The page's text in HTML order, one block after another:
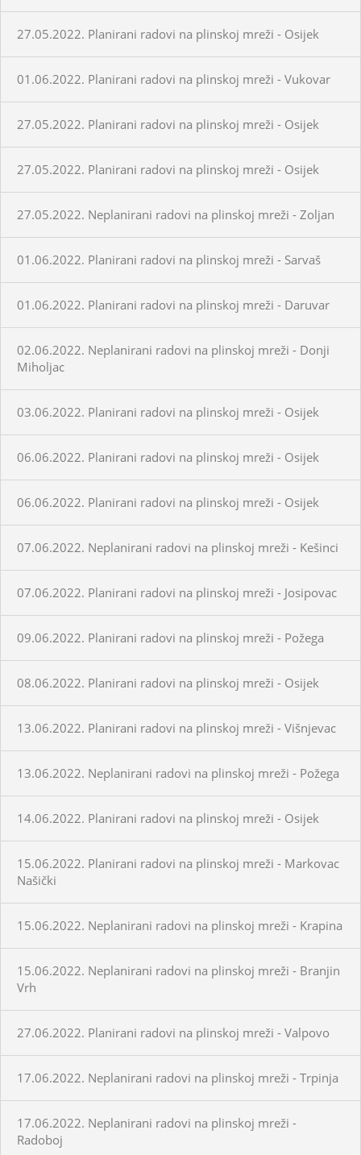
27.05.2022. Planirani radovi na plinskoj mreži - Osijek
01.06.2022. Planirani radovi na plinskoj mreži - Vukovar
27.05.2022. Planirani radovi na plinskoj mreži - Osijek
27.05.2022. Planirani radovi na plinskoj mreži - Osijek
27.05.2022. Neplanirani radovi na plinskoj mreži - Zoljan
01.06.2022. Planirani radovi na plinskoj mreži - Sarvaš
01.06.2022. Planirani radovi na plinskoj mreži - Daruvar
02.06.2022. Neplanirani radovi na plinskoj mreži - Donji
Miholjac
03.06.2022. Planirani radovi na plinskoj mreži - Osijek
06.06.2022. Planirani radovi na plinskoj mreži - Osijek
06.06.2022. Planirani radovi na plinskoj mreži - Osijek
07.06.2022. Neplanirani radovi na plinskoj mreži - Kešinci
07.06.2022. Planirani radovi na plinskoj mreži - Josipovac
09.06.2022. Planirani radovi na plinskoj mreži - Požega
08.06.2022. Planirani radovi na plinskoj mreži - Osijek
13.06.2022. Planirani radovi na plinskoj mreži - Višnjevac
13.06.2022. Neplanirani radovi na plinskoj mreži - Požega
14.06.2022. Planirani radovi na plinskoj mreži - Osijek
15.06.2022. Planirani radovi na plinskoj mreži - Markovac
Našički
15.06.2022. Neplanirani radovi na plinskoj mreži - Krapina
15.06.2022. Neplanirani radovi na plinskoj mreži - Branjin
Vrh
27.06.2022. Planirani radovi na plinskoj mreži - Valpovo
17.06.2022. Neplanirani radovi na plinskoj mreži - Trpinja
17.06.2022. Neplanirani radovi na plinskoj mreži -
Radoboj